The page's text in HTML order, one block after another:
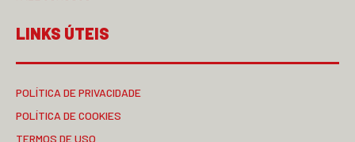
LINKS ÚTEIS
POLÍTICA DE PRIVACIDADE
POLÍTICA DE COOKIES
TERMOS DE USO